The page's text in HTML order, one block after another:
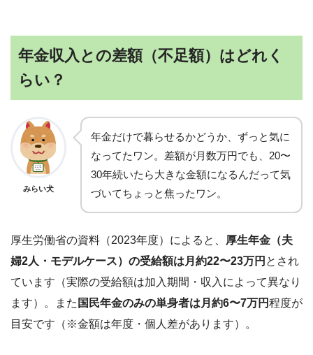
年金収入との差額（不足額）はどれく
らい？
みらい犬
年金だけで暮らせるかどうか、ずっと気に
なってたワン。差額が月数万円でも、20〜
30年続いたら大きな金額になるんだって気
づいてちょっと焦ったワン。
厚生労働省の資料（2023年度）によると、 厚生年金（夫
婦2人・モデルケース）の受給額は月約22〜23万円 とされ
ています（実際の受給額は加入期間・収入によって異なり
ます）。また 国民年金のみの単身者は月約6〜7万円程度が
目安です（※金額は年度・個人差があります）。